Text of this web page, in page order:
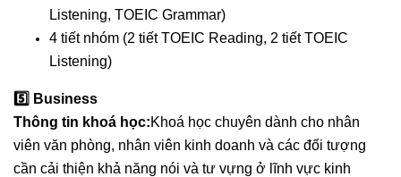
Listening, TOEIC Grammar)
4 tiết nhóm (2 tiết TOEIC Reading, 2 tiết TOEIC
Listening)
5️⃣
Business
Thông tin khoá học:Khoá học chuyên dành cho nhân
viên văn phòng, nhân viên kinh doanh và các đối tượng
cần cải thiện khả năng nói và tư vựng ở lĩnh vực kinh